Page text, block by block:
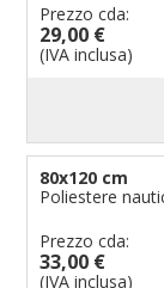
Prezzo cda:
29,00 €
(IVA inclusa)
80x120 cm
Poliestere
Prezzo cda:
33,00 €
(IVA inclusa)